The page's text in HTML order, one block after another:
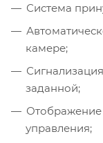
Система
камере;
заданной;
Отображение
управления;